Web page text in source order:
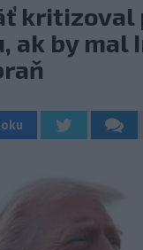
kritizoval
ak by mal